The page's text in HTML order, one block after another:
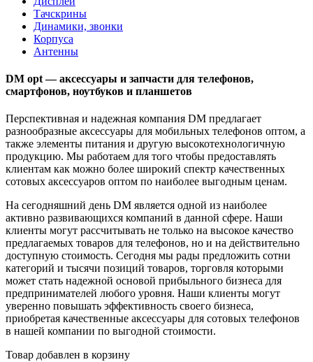
Тачскрины
Динамики, звонки
Корпуса
Антенны
DM opt — аксессуары и запчасти для телефонов,
смартфонов, ноутбуков и планшетов
Перспективная и надежная компания DM предлагает
разнообразные аксессуары для мобильных телефонов оптом, а
также элементы питания и другую высокотехнологичную
продукцию. Мы работаем для того чтобы предоставлять
клиентам как можно более широкий спектр качественных
сотовых аксессуаров оптом по наиболее выгодным ценам.
На сегодняшний день DM является одной из наиболее
активно развивающихся компаний в данной сфере. Наши
клиенты могут рассчитывать не только на высокое качество
предлагаемых товаров для телефонов, но и на действительно
доступную стоимость. Сегодня мы рады предложить сотни
категорий и тысячи позиций товаров, торговля которыми
может стать надежной основой прибыльного бизнеса для
предпринимателей любого уровня. Наши клиенты могут
уверенно повышать эффективность своего бизнеса,
приобретая качественные аксессуары для сотовых телефонов
в нашей компании по выгодной стоимости.
Товар добавлен в корзину